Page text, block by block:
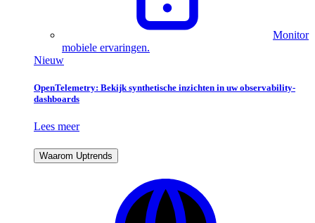
Monitor
mobiele ervaringen.
Nieuw
OpenTelemetry: Bekijk synthetische inzichten in uw observability-
dashboards
Lees meer
Waarom Uptrends